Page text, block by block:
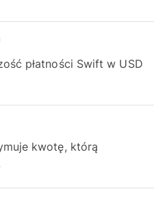
płatności Swift w USD
kwotę, którą